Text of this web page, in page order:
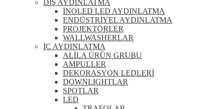
DIŞ AYDINLATMA
İNOLED LED AYDINLATMA
ENDÜSTRİYEL AYDINLATMA
PROJEKTÖRLER
WALLWASHERLAR
İÇ AYDINLATMA
ALİLA ÜRÜN GRUBU
AMPULLER
DEKORASYON LEDLERİ
DOWNLIGHTLAR
SPOTLAR
LED